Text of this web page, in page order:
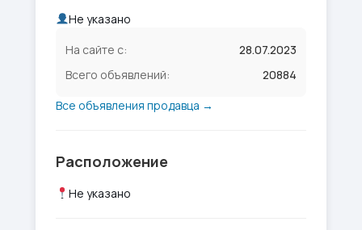
Не указано
На сайте с:
28.07.2023
Всего объявлений:
20884
Все объявления продавца →
Расположение
Не указано